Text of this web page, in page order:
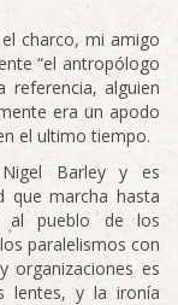
charco, mi amigo
“el antropólogo
referencia, alguien
era un apodo
el ultimo tiempo.
Barley y es
que marcha hasta
al pueblo de los
paralelismos con
organizaciones es
lentes, y la ironía